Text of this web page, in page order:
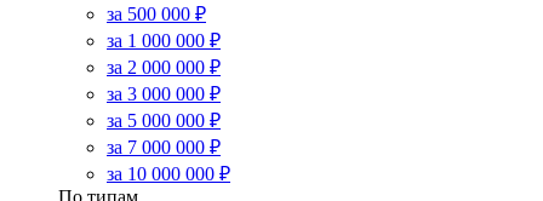
за 500 000 ₽
за 1 000 000 ₽
за 2 000 000 ₽
за 3 000 000 ₽
за 5 000 000 ₽
за 7 000 000 ₽
за 10 000 000 ₽